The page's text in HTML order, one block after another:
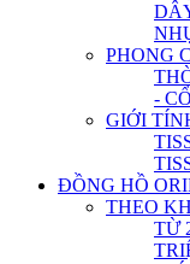
PHONG
-
GIỚI
ĐỒNG HỒ
THEO
TỪ